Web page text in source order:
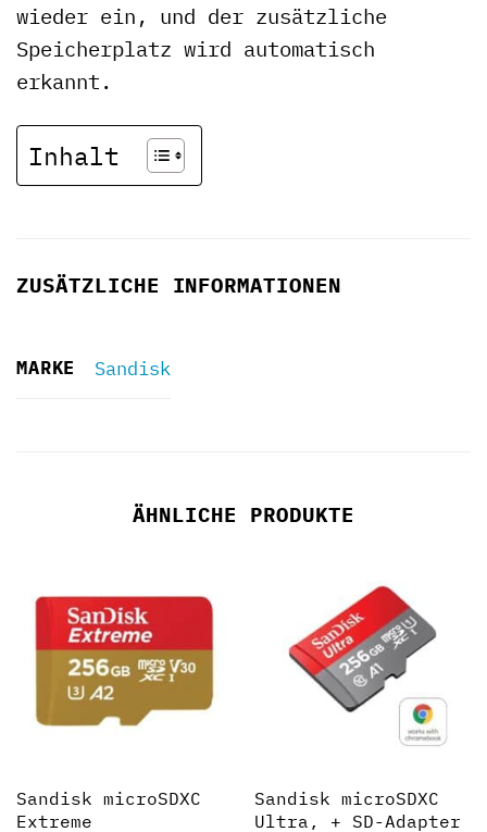
wieder ein, und der zusätzliche
Speicherplatz wird automatisch
erkannt.
Inhalt
ZUSÄTZLICHE INFORMATIONEN
MARKE Sandisk
ÄHNLICHE PRODUKTE
Sandisk microSDXC
Extreme
Sandisk microSDXC
Ultra, + SD-Adapter